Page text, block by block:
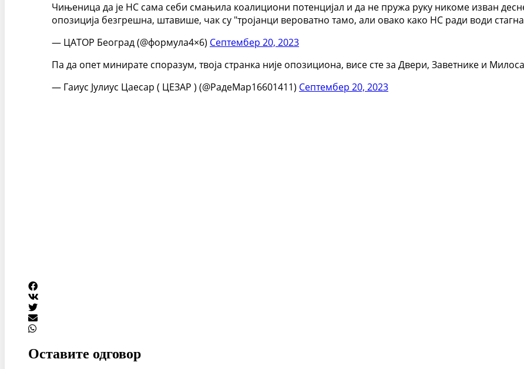
Чињеница да је НС сама себи смањила коалициони потенцијал и да не пружа руку никоме изван
опозиција безгрешна, штавише, чак су "тројанци вероватно тамо, али овако како НС ради води
— ЦАТОР Београд (@формула4×6) Септембер 20, 2023
Па да опет минирате споразум, твоја странка није опозициона, висе сте за Двери, Заветнике и Милоса
— Гаиус Јулиус Цаесар ( ЦЕЗАР ) (@РадеМар16601411) Септембер 20, 2023
Оставите одговор